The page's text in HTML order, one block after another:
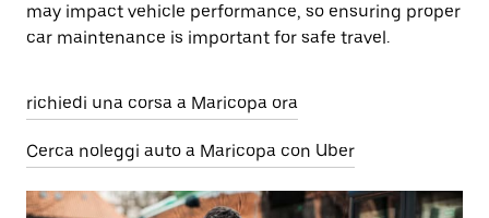
may impact vehicle performance, so ensuring proper
car maintenance is important for safe travel.
richiedi una corsa a Maricopa ora
Cerca noleggi auto a Maricopa con Uber